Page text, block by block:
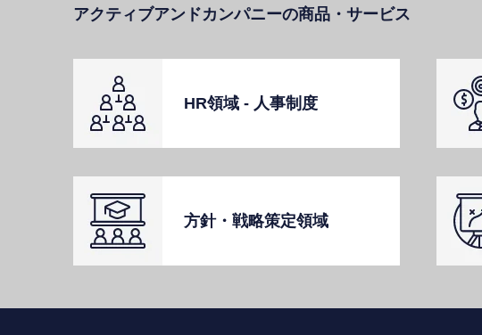
アクティブアンドカンパニーの商品・サービス
HR領域 - ⼈事制度
⽅針・戦略策定領域